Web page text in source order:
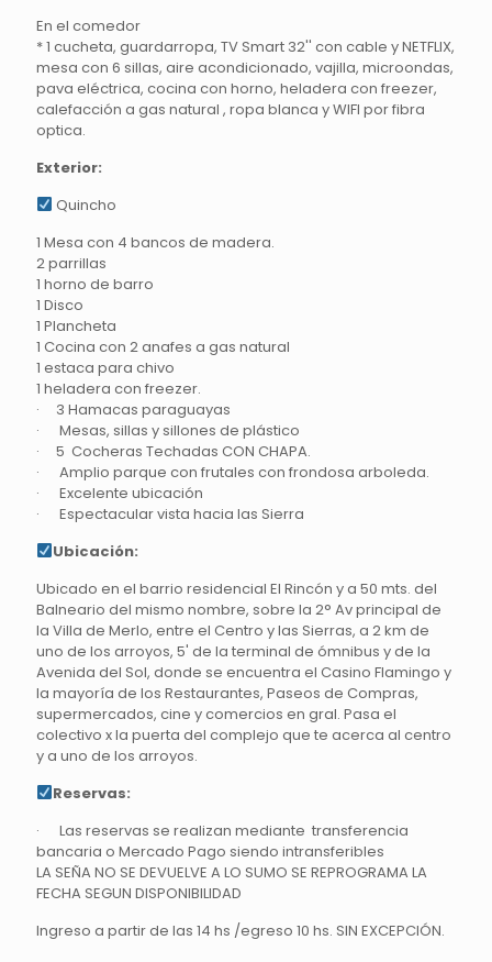
En el comedor
* 1 cucheta, guardarropa, TV Smart 32'' con cable y NETFLIX,
mesa con 6 sillas, aire acondicionado, vajilla, microondas,
pava eléctrica, cocina con horno, heladera con freezer,
calefacción a gas natural , ropa blanca y WIFI por fibra
optica.
Exterior:
Quincho
1 Mesa con 4 bancos de madera.
2 parrillas
1 horno de barro
1 Disco
1 Plancheta
1 Cocina con 2 anafes a gas natural
1 estaca para chivo
1 heladera con freezer.
· 3 Hamacas paraguayas
· Mesas, sillas y sillones de plástico
· 5 Cocheras Techadas CON CHAPA.
· Amplio parque con frutales con frondosa arboleda.
· Excelente ubicación
· Espectacular vista hacia las Sierra
Ubicación:
Ubicado en el barrio residencial El Rincón y a 50 mts. del
Balneario del mismo nombre, sobre la 2° Av principal de
la Villa de Merlo, entre el Centro y las Sierras, a 2 km de
uno de los arroyos, 5' de la terminal de ómnibus y de la
Avenida del Sol, donde se encuentra el Casino Flamingo y
la mayoría de los Restaurantes, Paseos de Compras,
supermercados, cine y comercios en gral. Pasa el
colectivo x la puerta del complejo que te acerca al centro
y a uno de los arroyos.
Reservas:
· Las reservas se realizan mediante transferencia
bancaria o Mercado Pago siendo intransferibles
LA SEÑA NO SE DEVUELVE A LO SUMO SE REPROGRAMA LA
FECHA SEGUN DISPONIBILIDAD
Ingreso a partir de las 14 hs /egreso 10 hs. SIN EXCEPCIÓN.